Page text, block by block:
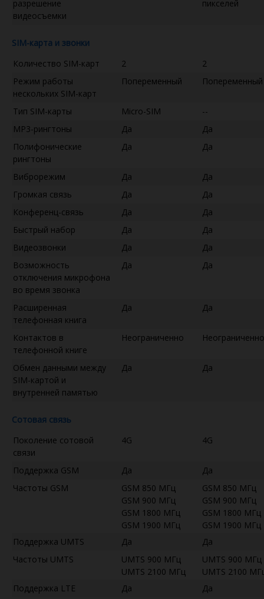
разрешение
видеосъемки
пикселей
SIM-карта и звонки
Количество SIM-карт
2
2
Режим работы
нескольких SIM-карт
Попеременный Попеременный
Тип SIM-карты Micro-SIM
--
MP3-рингтоны
Да
Да
Полифонические
рингтоны
Да Да
Виброрежим Да
Да
Громкая связь
Да
Да
Конференц-связь
Да
Да
Быстрый набор
Да
Да
Видеозвонки
Да
Да
Возможность
отключения микрофона
во время звонка
Да Да
Расширенная
телефонная книга
Да Да
Контактов в
телефонной книге
Неограниченно Неограниченно
Обмен данными между
SIM-картой и
внутренней памятью
Да Да
Сотовая связь
Поколение сотовой
связи
4G 4G
Поддержка GSM Да
Да
Частоты GSM
GSM 850 МГц
GSM 900 МГц
GSM 1800 МГц
GSM 1900 МГц
GSM 850 МГц
GSM 900 МГц
GSM 1800 МГц
GSM 1900 МГц
Поддержка UMTS
Да
Да
Частоты UMTS
UMTS 900 МГц
UMTS 2100 МГц
UMTS 900 МГц
UMTS 2100
Поддержка LTE
Да
Да